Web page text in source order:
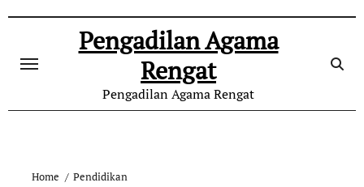
content
Pengadilan Agama
Rengat
Pengadilan Agama Rengat
Home
Pendidikan